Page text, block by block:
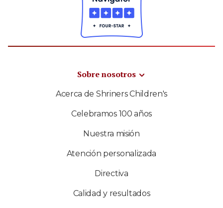
Sobre nosotros
Acerca de Shriners Children's
Celebramos 100 años
Nuestra misión
Atención personalizada
Directiva
Calidad y resultados